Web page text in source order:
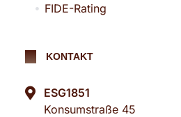
FIDE-Rating
KONTAKT
ESG1851
Konsumstraße 45